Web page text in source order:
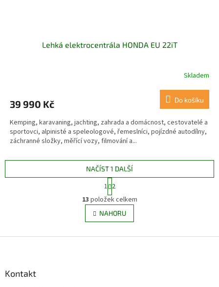
Lehká elektrocentrála HONDA EU 22iT
Skladem
39 990 Kč Do košíku
Kemping, karavaning, jachting, zahrada a domácnost, cestovatelé a
sportovci, alpinisté a speleologové, řemeslníci, pojízdné autodílny,
záchranné složky, měřící vozy, filmování a...
O
v
l
á
NAČÍST 1 DALŠÍ
t
r
á
n
k
v
1 2
13 položek celkem
NAHORU
Kontakt